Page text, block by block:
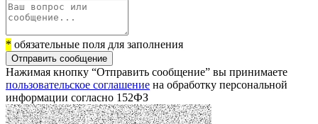
* обязательные поля для заполнения
Отправить сообщение
Нажимая кнопку “Отправить сообщение” вы принимаете
пользовательское соглашение на обработку персональной
информации согласно 152ФЗ